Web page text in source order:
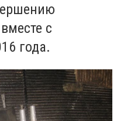
с
года.